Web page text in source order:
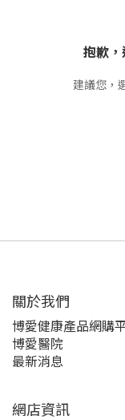
抱歉
建議您，
關於我們‎
博愛健康產品網購
博愛醫院
最新消息
網店資訊